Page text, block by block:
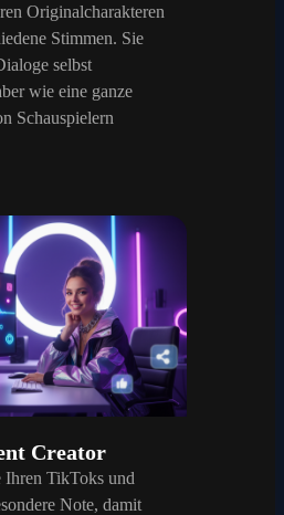
Originalcharakteren
Stimmen. Sie
selbst
wie eine ganze
Schauspielern
Creator
Ihren TikToks und
Note, damit